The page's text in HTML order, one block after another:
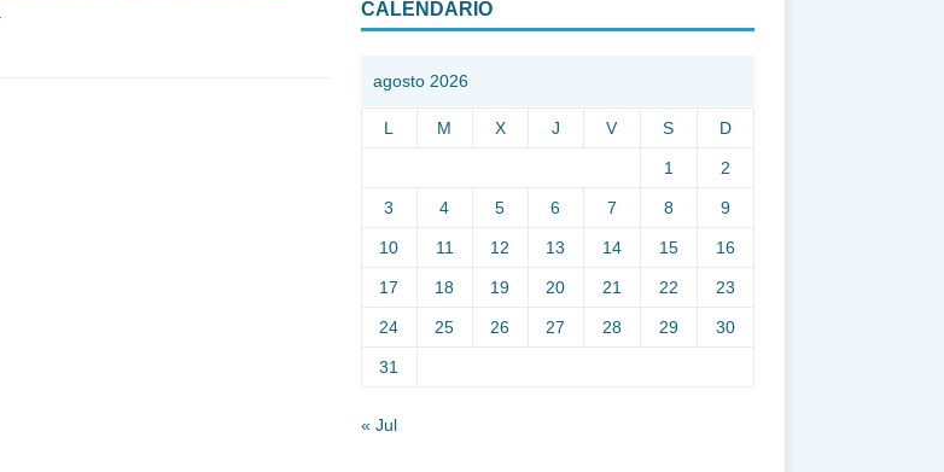
CALENDARIO
agosto 2026
L M X J V S D
1 2
3 4 5 6 7 8 9
10 11 12 13 14 15 16
17 18 19 20 21 22 23
24 25 26 27 28 29 30
31
« Jul